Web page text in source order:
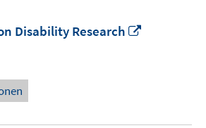
Disability Research